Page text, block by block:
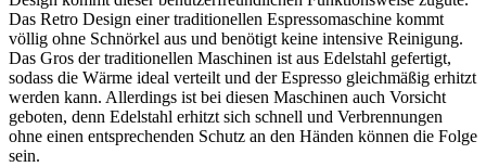
Das Retro Design einer traditionellen Espressomaschine kommt
völlig ohne Schnörkel aus und benötigt keine intensive Reinigung.
Das Gros der traditionellen Maschinen ist aus Edelstahl gefertigt,
sodass die Wärme ideal verteilt und der Espresso gleichmäßig erhitzt
werden kann. Allerdings ist bei diesen Maschinen auch Vorsicht
geboten, denn Edelstahl erhitzt sich schnell und Verbrennungen
ohne einen entsprechenden Schutz an den Händen können die Folge
sein.